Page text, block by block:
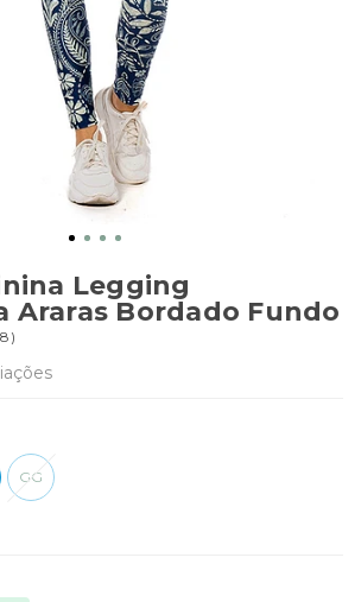
Legging
Araras Bordado Fundo
)
GG